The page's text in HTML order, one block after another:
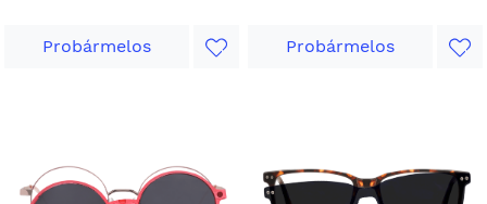
Probármelos Probármelos